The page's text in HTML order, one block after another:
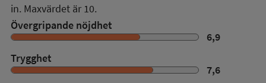
in. Maxvärdet är 10.
Övergripande nöjdhet
6,9
Trygghet
7,6